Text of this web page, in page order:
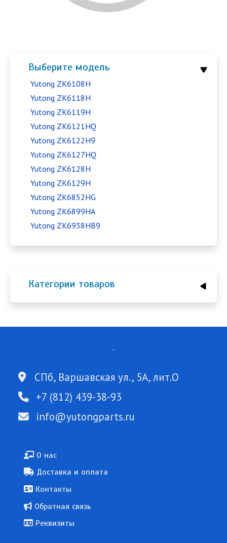
Выберите модель
Yutong ZK6108H
Yutong ZK6118H
Yutong ZK6119H
Yutong ZK6121HQ
Yutong ZK6122H9
Yutong ZK6127HQ
Yutong ZK6128H
Yutong ZK6129H
Yutong ZK6852HG
Yutong ZK6899HA
Yutong ZK6938HB9
Категории товаров
СПб, Варшавская ул., 5А, лит.О
+7 (812) 439-38-93
info@yutongparts.ru
Подвал
О нас
Доставка и оплата
Контакты
Обратная связь
Реквизиты